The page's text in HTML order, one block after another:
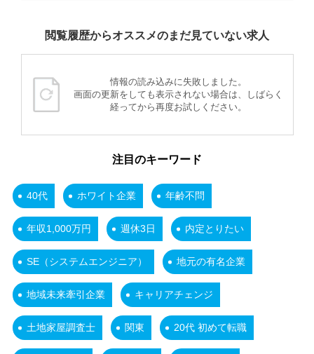
閲覧履歴からオススメのまだ見ていない求人
情報の読み込みに失敗しました。
画面の更新をしても表示されない場合は、しばらく
経ってから再度お試しください。
注目のキーワード
40代 ホワイト企業 年齢不問
年収1,000万円 週休3日 内定とりたい
SE（システムエンジニア） 地元の有名企業
地域未来牽引企業 キャリアチェンジ
土地家屋調査士 関東 20代 初めて転職